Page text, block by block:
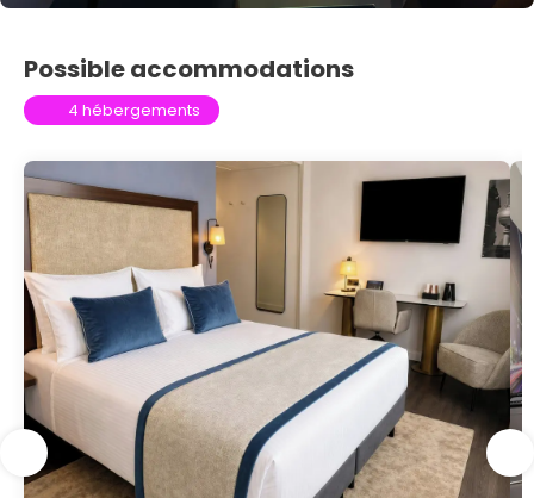
Possible accommodations
4 hébergements